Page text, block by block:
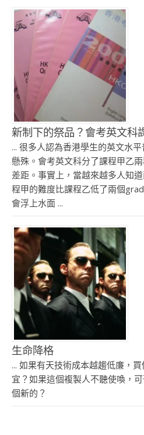
新制下的祭品？會考英文科
... 很多人認為香港學生的英文水
懸殊。會考英文科分了課程甲乙
差距。事實上，當越來越多人知
程甲的難度比課程乙低了兩個
會浮上水面 ...
生命降格
... 如果有天技術成本越趨低廉，
宜？如果這個複製人不聽使喚，
個新的？